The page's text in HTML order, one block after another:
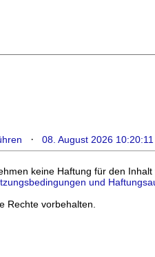
· 08. August 2026 10:20:11
keine Haftung für den Inhalt
und
vorbehalten.